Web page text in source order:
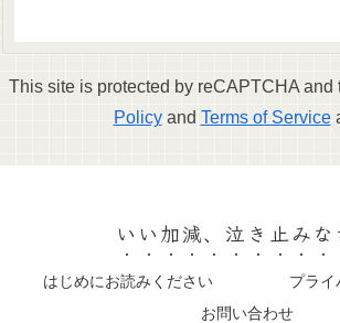
This site is protected by reCAPTCHA and
Policyand Terms of Service
いい加減、泣き止みな
はじめにお読みください
プライ
お問い合わせ